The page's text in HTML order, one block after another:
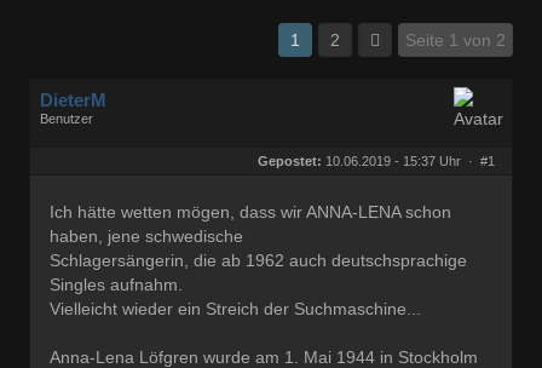
1 2 Seite 1 von 2
DieterM
Benutzer
Gepostet: 10.06.2019 - 15:37 Uhr · #1
Ich hätte wetten mögen, dass wir ANNA-LENA schon
haben, jene schwedische
Schlagersängerin, die ab 1962 auch deutschsprachige
Singles aufnahm.
Vielleicht wieder ein Streich der Suchmaschine...
Anna-Lena Löfgren wurde am 1. Mai 1944 in Stockholm